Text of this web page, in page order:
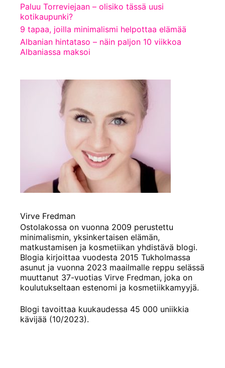
Paluu Torreviejaan – olisiko tässä uusi
kotikaupunki?
9 tapaa, joilla minimalismi helpottaa elämää
Albanian hintataso – näin paljon 10 viikkoa
Albaniassa maksoi
Virve Fredman
Ostolakossa on vuonna 2009 perustettu
minimalismin, yksinkertaisen elämän,
matkustamisen ja kosmetiikan yhdistävä blogi.
Blogia kirjoittaa vuodesta 2015 Tukholmassa
asunut ja vuonna 2023 maailmalle reppu selässä
muuttanut 37-vuotias Virve Fredman, joka on
koulutukseltaan estenomi ja kosmetiikkamyyjä.
Blogi tavoittaa kuukaudessa 45 000 uniikkia
kävijää (10/2023).